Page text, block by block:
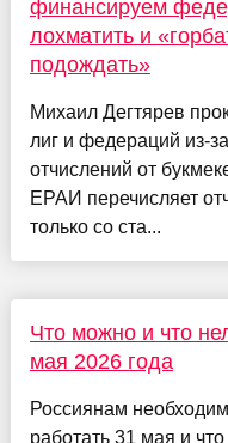
финансируем
лохматить и
подождать»
Михаил Дегтярев
лиг и федераций из-
отчислений от
ЕРАИ перечисляет
только со ста...
Что можно и что
мая 2026 года
Россиянам
работать 31 мая и